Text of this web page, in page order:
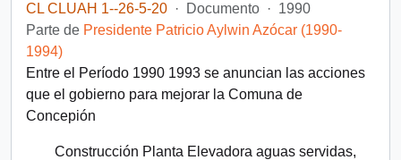
CL CLUAH 1--26-5-20 · Documento · 1990
Parte de Presidente Patricio Aylwin Azócar (1990-
1994)
Entre el Período 1990 1993 se anuncian las acciones
que el gobierno para mejorar la Comuna de
Concepión
Construcción Planta Elevadora aguas servidas,